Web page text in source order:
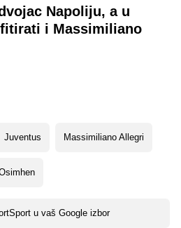
Napoliju, a u
i Massimiliano
Juventus Massimiliano Allegri
u vaš Google izbor